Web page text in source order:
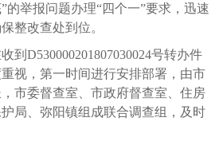
的举报问题办理“四个一”要求，迅速
整改查处到位。
D530000201807030024号转办件
视，第一时间进行安排部署，由市
市委督查室、市政府督查室、住房
局、弥阳镇组成联合调查组，及时